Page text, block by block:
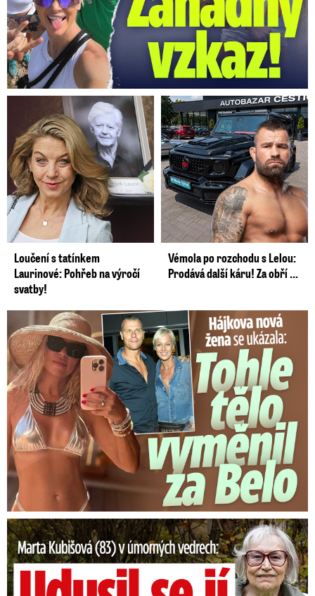
Loučení s tatínkem
Laurinové: Pohřeb na výročí
svatby!
Vémola po rozchodu s Lelou:
Prodává další káru! Za obří ...
Tohle tělo nahradilo Belo: Nová partnerka se ukázala...
Marta Kubišová (83) v úmorných vedrech: Udusil se jí pejsek!